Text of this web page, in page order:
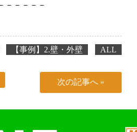
－－－－－
【事例】2.壁・外壁 ALL
次の記事へ »